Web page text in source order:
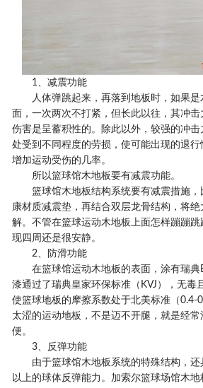
1、减震功能
人体弹跳起来，再落到地板时，如果是
面，一次两次不打紧，但长此以往，其冲
伤害是呈蓄积性的。除此以外，较强的冲
处受到不同程度的劳损，使可能出现的退
增加运动受伤的几率。
所以篮球馆木地板要有减震功能。
篮球馆木地板结构系统要有减震措施，
康材质减震垫，再结合双层龙骨结构，将
解。不管在篮球运动木地板上面怎样蹦蹦
现四周还是很安静。
2、防滑功能
在篮球馆运动木地板的表面，涂有瑞典
漆通过了瑞典皇家环保标准（KVJ），无毒
使篮球地板的摩擦系数处于北美标准（0.4-
太涩的运动地板，不是迈不开腿，就是经
便。
3、反弹功能
由于篮球馆木地板系统的特殊结构，还
以上的球体反弹能力。加索尔篮球场馆木地